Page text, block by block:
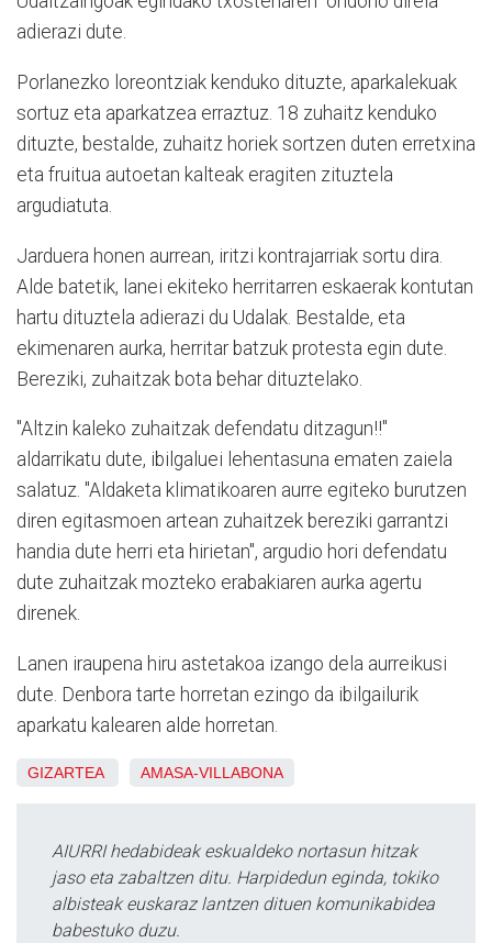
adierazi dute.
Porlanezko loreontziak kenduko dituzte, aparkalekuak
sortuz eta aparkatzea erraztuz. 18 zuhaitz kenduko
dituzte, bestalde, zuhaitz horiek sortzen duten erretxina
eta fruitua autoetan kalteak eragiten zituztela
argudiatuta.
Jarduera honen aurrean, iritzi kontrajarriak sortu dira.
Alde batetik, lanei ekiteko herritarren eskaerak kontutan
hartu dituztela adierazi du Udalak. Bestalde, eta
ekimenaren aurka, herritar batzuk protesta egin dute.
Bereziki, zuhaitzak bota behar dituztelako.
"Altzin kaleko zuhaitzak defendatu ditzagun!!"
aldarrikatu dute, ibilgaluei lehentasuna ematen zaiela
salatuz. "Aldaketa klimatikoaren aurre egiteko burutzen
diren egitasmoen artean zuhaitzek bereziki garrantzi
handia dute herri eta hirietan", argudio hori defendatu
dute zuhaitzak mozteko erabakiaren aurka agertu
direnek.
Lanen iraupena hiru astetakoa izango dela aurreikusi
dute. Denbora tarte horretan ezingo da ibilgailurik
aparkatu kalearen alde horretan.
GIZARTEA AMASA-VILLABONA
AIURRI hedabideak eskualdeko nortasun hitzak
jaso eta zabaltzen ditu. Harpidedun eginda, tokiko
albisteak euskaraz lantzen dituen komunikabidea
babestuko duzu.